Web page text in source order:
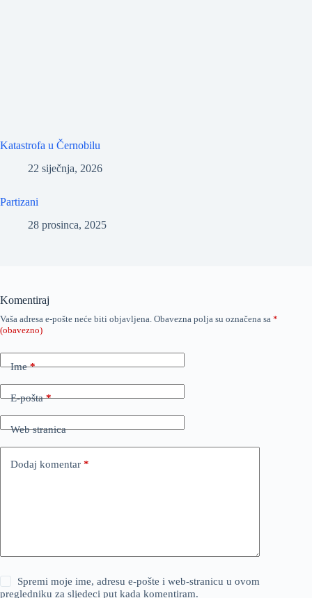
Katastrofa u Černobilu
22 siječnja, 2026
Partizani
28 prosinca, 2025
Komentiraj
Vaša adresa e-pošte neće biti objavljena. Obavezna polja su označena sa *
(obavezno)
Ime*
E-pošta*
Web stranica
Dodaj komentar *
Spremi moje ime, adresu e-pošte i web-stranicu u ovom
pregledniku za sljedeci put kada komentiram.